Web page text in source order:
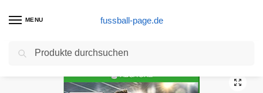
MENU fussball-page.de
Start Fußball Produkte / PES 2019 [Xbox One]